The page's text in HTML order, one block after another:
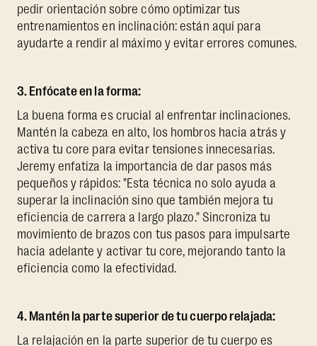
pedir orientación sobre cómo optimizar tus
entrenamientos en inclinación: están aquí para
ayudarte a rendir al máximo y evitar errores comunes.
3. Enfócate en la forma:
La buena forma es crucial al enfrentar inclinaciones.
Mantén la cabeza en alto, los hombros hacia atrás y
activa tu core para evitar tensiones innecesarias.
Jeremy enfatiza la importancia de dar pasos más
pequeños y rápidos: "Esta técnica no solo ayuda a
superar la inclinación sino que también mejora tu
eficiencia de carrera a largo plazo." Sincroniza tu
movimiento de brazos con tus pasos para impulsarte
hacia adelante y activar tu core, mejorando tanto la
eficiencia como la efectividad.
4. Mantén la parte superior de tu cuerpo relajada:
La relajación en la parte superior de tu cuerpo es